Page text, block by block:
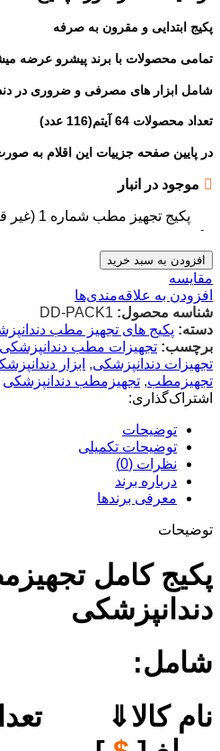
پکیج ابتدایی و مقرون به صرفه
تمامی محصولات با برند پیشرو عرضه
شامل ابزار های مصرفی و ضروری در
تعداد محصولات 64 آیتم(116 عدد)
در پایین صفحه جزییات این اقلام به
موجود در انبار
-
پکیج تجهیز مطب شماره 1 (غیر قابل تغییر)پیشرودنت عدد
افزودن به سبد خرید
مقایسه
افزودن به علاقه‌مندی‌ها
شناسه محصول: DD-PACK1
دسته: پکیج های تجهیز مطب
برچسب: تجهیزات مطب دندانپزشکی
تجهیزات دندانپزشکی, ابزار
تجهیزمطب, تجهیزمطب دندانپزشکی
اشتراک‌گذاری:
توضیحات
توضیحات تکمیلی
نظرات (0)
درباره برند
معرفی برند‌ها
توضیحات
پکیج کامل
دندانپزشکی
شامل:
نام کالا⇓